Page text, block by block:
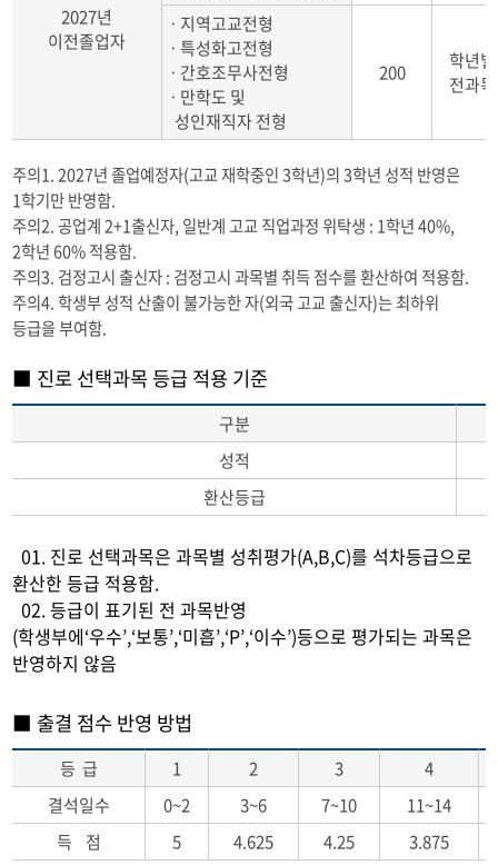
2027년
이전졸업자
ㆍ지역고교전형
ㆍ특성화고전형
ㆍ간호조무사전형
ㆍ만학도 및
성인재직자 전형
200
학년별
전과목
주의1. 2027년 졸업예정자(고교 재학중인 3학년)의 3학년 성적 반영은
1학기만 반영함.
주의2. 공업계 2+1출신자, 일반계 고교 직업과정 위탁생 : 1학년 40%,
2학년 60% 적용함.
주의3. 검정고시 출신자 : 검정고시 과목별 취득 점수를 환산하여 적용함.
주의4. 학생부 성적 산출이 불가능한 자(외국 고교 출신자)는 최하위
등급을 부여함.
■ 진로 선택과목 등급 적용 기준
구분
성적
환산등급
01. 진로 선택과목은 과목별 성취평가(A,B,C)를 석차등급으로
환산한 등급 적용함.
02. 등급이 표기된 전 과목반영
(학생부에‘우수’,‘보통’,‘미흡’,‘P’,‘이수’)등으로 평가되는 과목은
반영하지 않음
■ 출결 점수 반영 방법
등 급 1 2 3
4
결석일수
0~2 3~6 7~10
11~14
득 점
5 4.625 4.25 3.875